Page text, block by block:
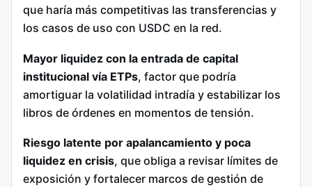
que haría más competitivas las transferencias y
los casos de uso con USDC en la red.
Mayor liquidez con la entrada de capital
institucional vía ETPs, factor que podría
amortiguar la volatilidad intradía y estabilizar los
libros de órdenes en momentos de tensión.
Riesgo latente por apalancamiento y poca
liquidez en crisis, que obliga a revisar límites de
exposición y fortalecer marcos de gestión de